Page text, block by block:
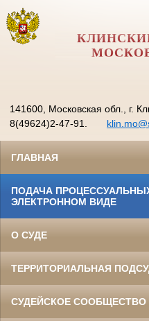
141600, Московская обл., г.
8(49624)2-47-91.
ГЛАВНАЯ
ПОДАЧА
ЭЛЕКТРОННОМ ВИДЕ
О СУДЕ
ТЕРРИТОРИАЛЬНАЯ
СУДЕЙСКОЕ СООБЩЕСТВО